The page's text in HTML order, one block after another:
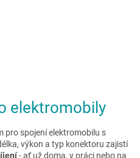
elektromobily
pro spojení elektromobilu s
výkon a typ konektoru zajistí
- ať už doma, v práci nebo na